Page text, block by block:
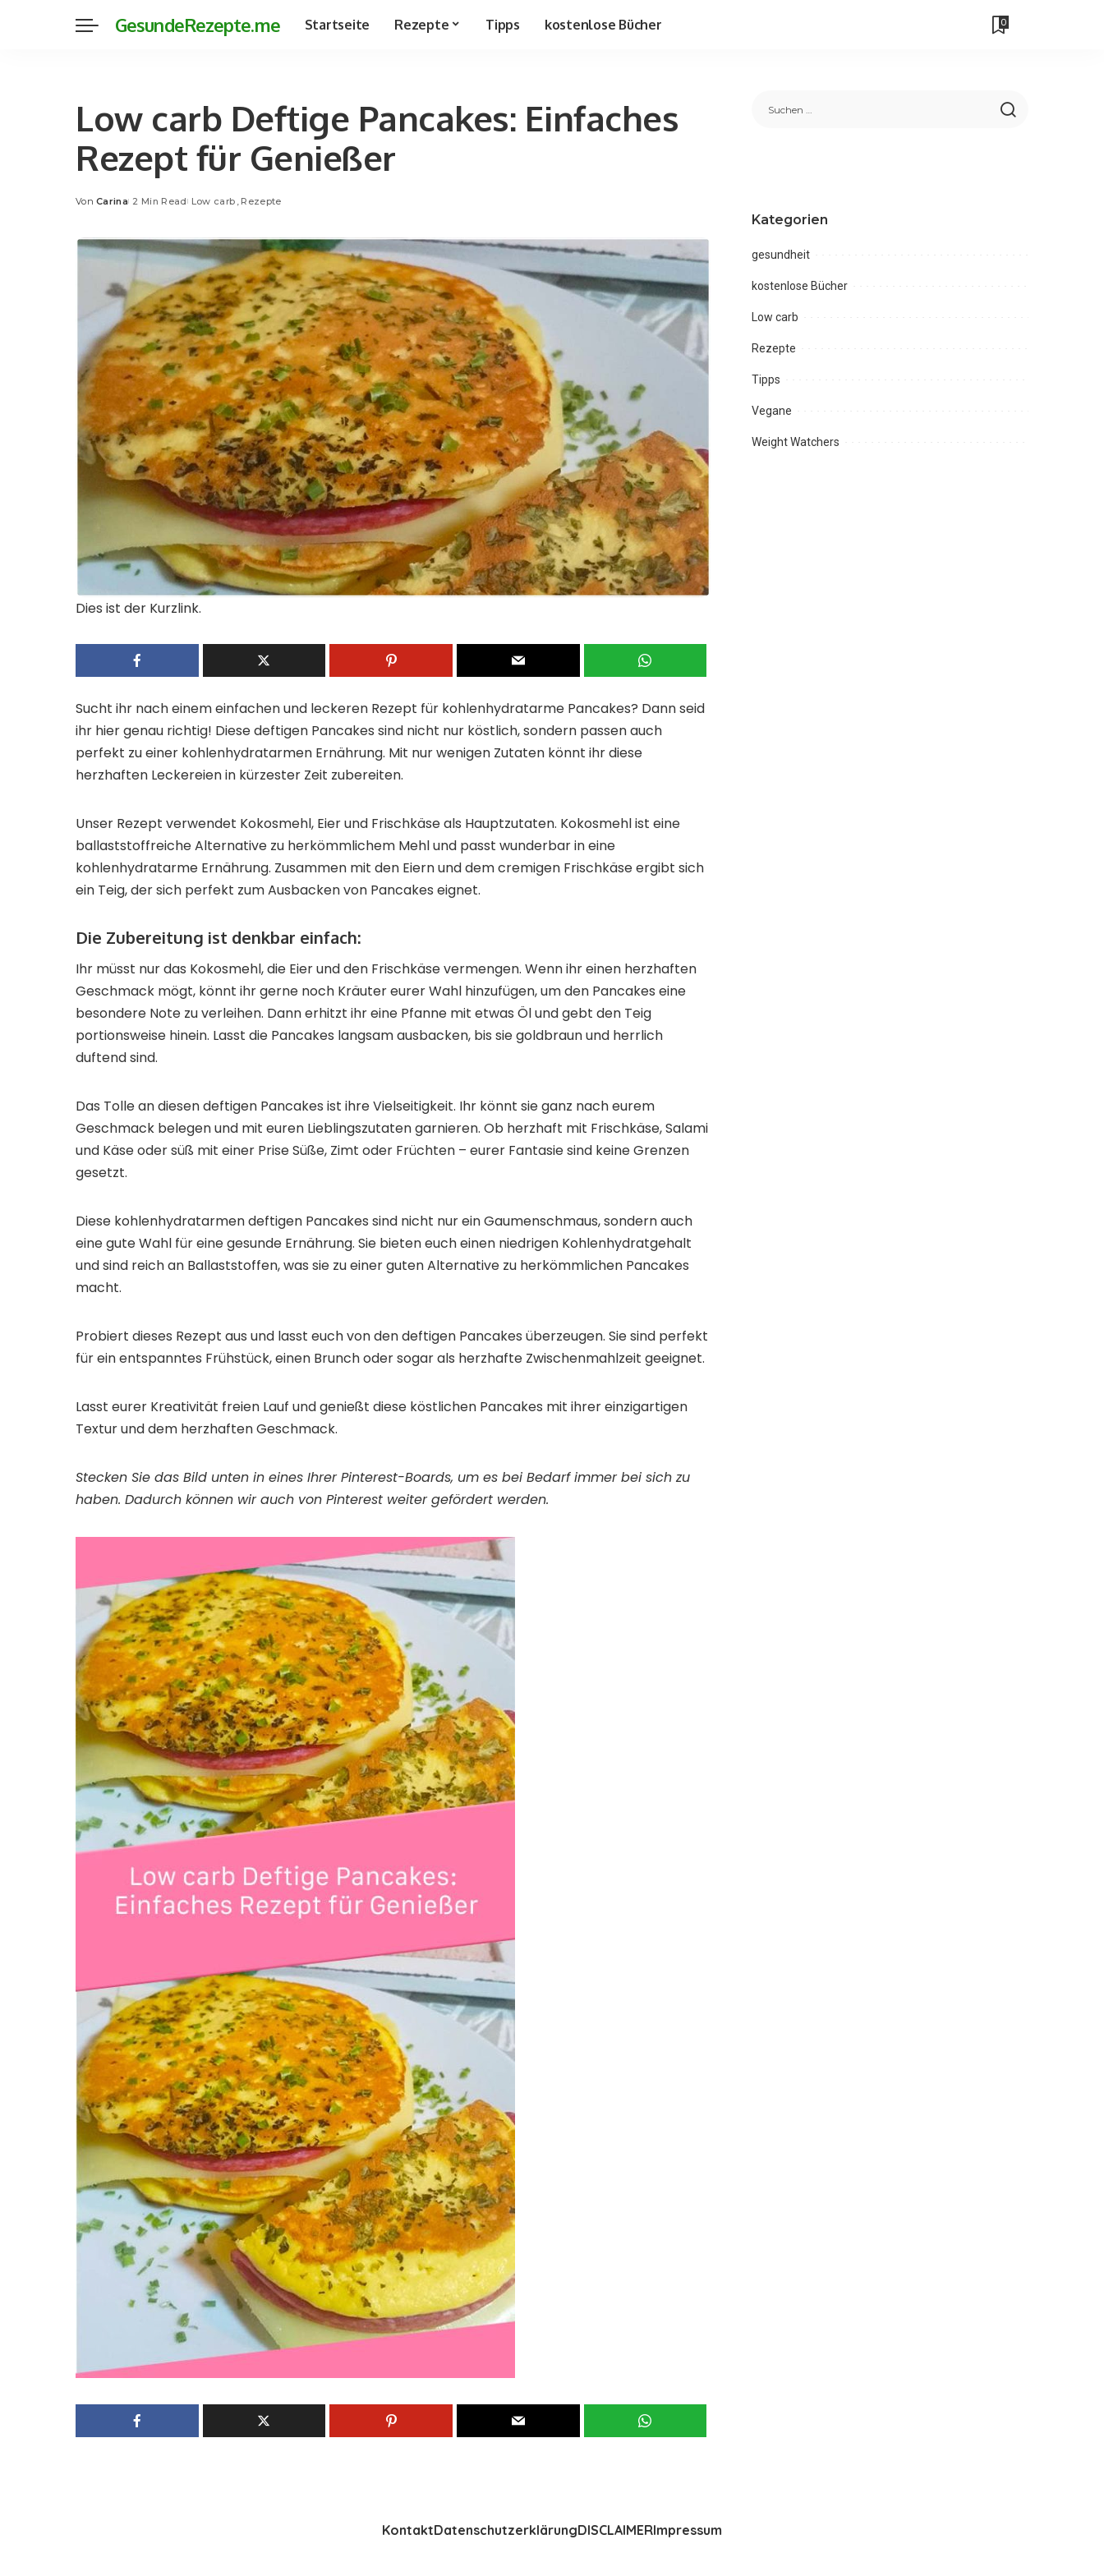
GesundeRezepte.me Startseite Rezepte Tipps kostenlose Bücher 0
Low carb Deftige Pancakes: Einfaches
Rezept für Genießer
Posted
Von Carina 2 Min Read Low carb Rezepte
Dies ist der Kurzlink.
Sucht ihr nach einem einfachen und leckeren Rezept für kohlenhydratarme Pancakes? Dann seid
ihr hier genau richtig! Diese deftigen Pancakes sind nicht nur köstlich, sondern passen auch
perfekt zu einer kohlenhydratarmen Ernährung. Mit nur wenigen Zutaten könnt ihr diese
herzhaften Leckereien in kürzester Zeit zubereiten.
Unser Rezept verwendet Kokosmehl, Eier und Frischkäse als Hauptzutaten. Kokosmehl ist eine
ballaststoffreiche Alternative zu herkömmlichem Mehl und passt wunderbar in eine
kohlenhydratarme Ernährung. Zusammen mit den Eiern und dem cremigen Frischkäse ergibt sich
ein Teig, der sich perfekt zum Ausbacken von Pancakes eignet.
Die Zubereitung ist denkbar einfach:
Ihr müsst nur das Kokosmehl, die Eier und den Frischkäse vermengen. Wenn ihr einen herzhaften
Geschmack mögt, könnt ihr gerne noch Kräuter eurer Wahl hinzufügen, um den Pancakes eine
besondere Note zu verleihen. Dann erhitzt ihr eine Pfanne mit etwas Öl und gebt den Teig
portionsweise hinein. Lasst die Pancakes langsam ausbacken, bis sie goldbraun und herrlich
duftend sind.
Das Tolle an diesen deftigen Pancakes ist ihre Vielseitigkeit. Ihr könnt sie ganz nach eurem
Geschmack belegen und mit euren Lieblingszutaten garnieren. Ob herzhaft mit Frischkäse, Salami
und Käse oder süß mit einer Prise Süße, Zimt oder Früchten – eurer Fantasie sind keine Grenzen
gesetzt.
Diese kohlenhydratarmen deftigen Pancakes sind nicht nur ein Gaumenschmaus, sondern auch
eine gute Wahl für eine gesunde Ernährung. Sie bieten euch einen niedrigen Kohlenhydratgehalt
und sind reich an Ballaststoffen, was sie zu einer guten Alternative zu herkömmlichen Pancakes
macht.
Probiert dieses Rezept aus und lasst euch von den deftigen Pancakes überzeugen. Sie sind perfekt
für ein entspanntes Frühstück, einen Brunch oder sogar als herzhafte Zwischenmahlzeit geeignet.
Lasst eurer Kreativität freien Lauf und genießt diese köstlichen Pancakes mit ihrer einzigartigen
Textur und dem herzhaften Geschmack.
Stecken Sie das Bild unten in eines Ihrer Pinterest-Boards, um es bei Bedarf immer bei sich zu
haben. Dadurch können wir auch von Pinterest weiter gefördert werden.
Kategorien
gesundheit
kostenlose Bücher
Low carb
Rezepte
Tipps
Vegane
Weight Watchers
KontaktDatenschutzerklärungDISCLAIMERImpressum